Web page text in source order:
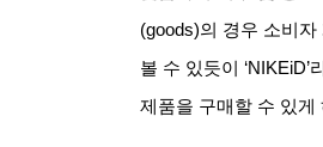
(goods)의 경우 소비
볼 수 있듯이
‘NIKEiD’
제품을 구매할 수 있게